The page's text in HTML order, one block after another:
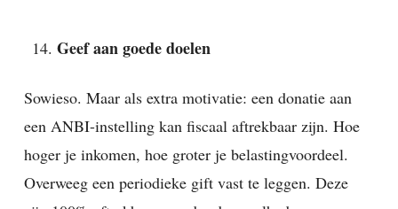
Geef aan goede doelen
Sowieso. Maar als extra motivatie: een donatie aan
een ANBI-instelling kan fiscaal aftrekbaar zijn. Hoe
hoger je inkomen, hoe groter je belastingvoordeel.
Overweeg een periodieke gift vast te leggen. Deze